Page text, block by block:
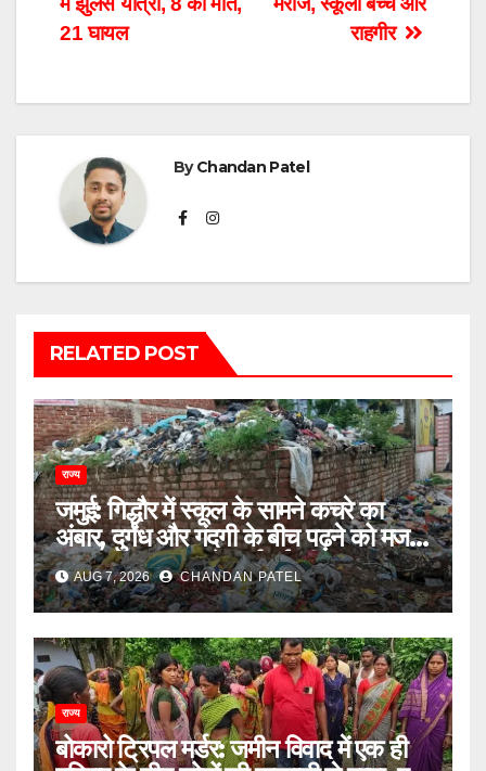
राहगीर
21 घायल
ByChandan Patel
RELATED POST
राज्य
जमुई: गिद्धौर में स्कूल के सामने कचरे का
अंबार, दुर्गंध और गंदगी के बीच पढ़ने को मजबूर
छात्राएं, प्रशासन से कार्रवाई की मांग
AUG 7, 2026 CHANDAN PATEL
राज्य
बोकारो ट्रिपल मर्डर: जमीन विवाद में एक ही